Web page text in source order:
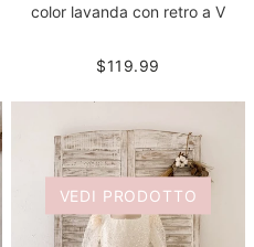
color lavanda con retro a V
$119.99
VEDI PRODOTTO